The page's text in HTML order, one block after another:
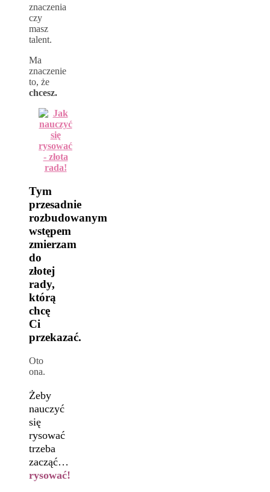
znaczenia
czy
masz
talent.
Ma
znaczenie
to, że
chcesz.
Tym
przesadnie
rozbudowanym
wstępem
zmierzam
do
złotej
rady,
którą
chcę
Ci
przekazać.
Oto
ona.
Żeby
nauczyć
się
rysować
trzeba
zacząć…
rysować!